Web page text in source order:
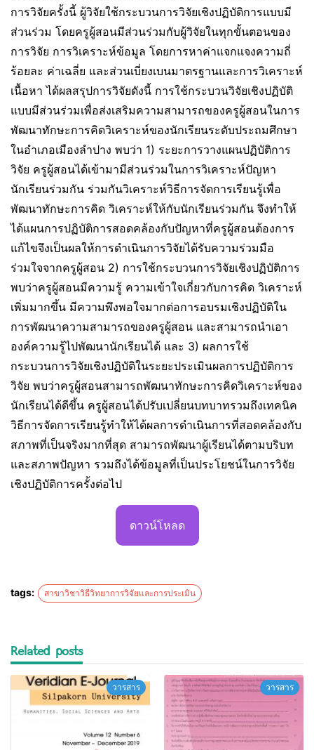
การวิจัยครั้งนี้ ผู้วิจัยใช้กระบวนการวิจัยเชิงปฏิบัติการแบบมี
ส่วนร่วม โดยครูผู้สอนมีส่วนร่วมกับผู้วิจัยในทุกขั้นตอนของ
การวิจัย การวิเคราะห์ข้อมูล โดยการหาค่าแจกแจงความถี่
ร้อยละ ค่าเฉลี่ย และส่วนเบี่ยงเบนมาตรฐานและการวิเคราะห์
เนื้อหา ได้ผลสรุปการวิจัยดังนี้ การใช้กระบวนวิจัยเชิงปฏิบัติ
แบบมีส่วนร่วมเพื่อส่งเสริมความสามารถของครูผู้สอนในการ
พัฒนาทักษะการคิดวิเคราะห์ของนักเรียนระดับประถมศึกษา
ในอำเภอเมืองลำปาง พบว่า 1) ระยะการวางแผนปฏิบัติการ
วิจัย ครูผู้สอนได้เข้ามามีส่วนร่วมในการวิเคราะห์ปัญหา
นักเรียนร่วมกัน ร่วมกันวิเคราะห์วิธีการจัดการเรียนรู้เพื่อ
พัฒนาทักษะการคิด วิเคราะห์ให้กับนักเรียนร่วมกัน จึงทำให้
ได้แผนการปฏิบัติการสอดคล้องกับปัญหาที่ครูผู้สอนต้องการ
แก้ไขจึงเป็นผลให้การดำเนินการวิจัยได้รับความร่วมมือ
ร่วมใจจากครูผู้สอน 2) การใช้กระบวนการวิจัยเชิงปฏิบัติการ
พบว่าครูผู้สอนมีความรู้ ความเข้าใจเกี่ยวกับการคิด วิเคราะห์
เพิ่มมากขึ้น มีความพึงพอใจมากต่อการอบรมเชิงปฏิบัติใน
การพัฒนาความสามารถของครูผู้สอน และสามารถนำเอา
องค์ความรู้ไปพัฒนานักเรียนได้ และ 3) ผลการใช้
กระบวนการวิจัยเชิงปฏิบัติในระยะประเมินผลการปฏิบัติการ
วิจัย พบว่าครูผู้สอนสามารถพัฒนาทักษะการคิดวิเคราะห์ของ
นักเรียนได้ดีขึ้น ครูผู้สอนได้ปรับเปลี่ยนบทบาทรวมถึงเทคนิค
วิธีการจัดการเรียนรู้ทำให้ได้ผลการดำเนินการที่สอดคล้องกับ
สภาพที่เป็นจริงมากที่สุด สามารถพัฒนาผู้เรียนได้ตามบริบท
และสภาพปัญหา รวมถึงได้ข้อมูลที่เป็นประโยชน์ในการวิจัย
เชิงปฏิบัติการครั้งต่อไป
ดาวน์โหลด
tags: สาขาวิชาวิธีวิทยาการวิจัยและการประเมิน
Related posts
วารสาร วารสาร